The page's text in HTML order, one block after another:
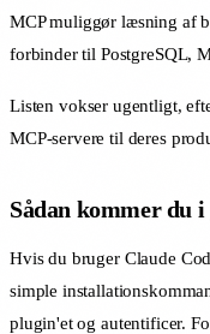
MCP muliggør læsning af
forbinder til PostgreSQL,
Listen vokser ugentligt,
MCP-servere til deres
Sådan kommer du i
Hvis du bruger Claude
simple
plugin'et og autentificer.